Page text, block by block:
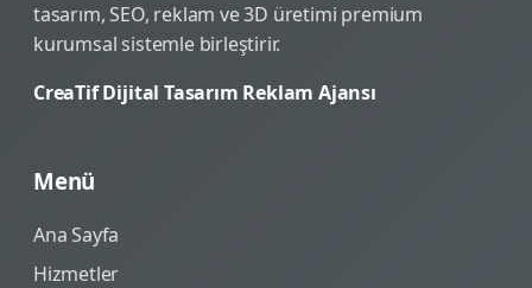
tasarım, SEO, reklam ve 3D üretimi premium
kurumsal sistemle birleştirir.
CreaTif Dijital Tasarım Reklam Ajansı
Menü
Ana Sayfa
Hizmetler